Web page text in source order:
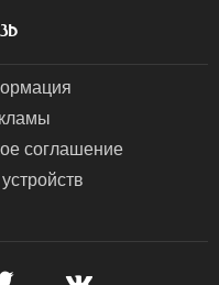
соглашение